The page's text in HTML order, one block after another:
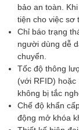
bảo an toàn.
tiện cho việc sơ
Chỉ báo trạng
người dùng dễ
chuyển.
Tốc độ thông
(với RFID)
không bị tắc
Chế độ khẩn
động mở khóa